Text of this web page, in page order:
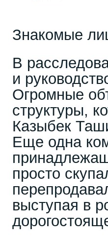
Знакомые
В
и
Огромные
структуры,
Казыбек
Еще одна
просто
выступая в